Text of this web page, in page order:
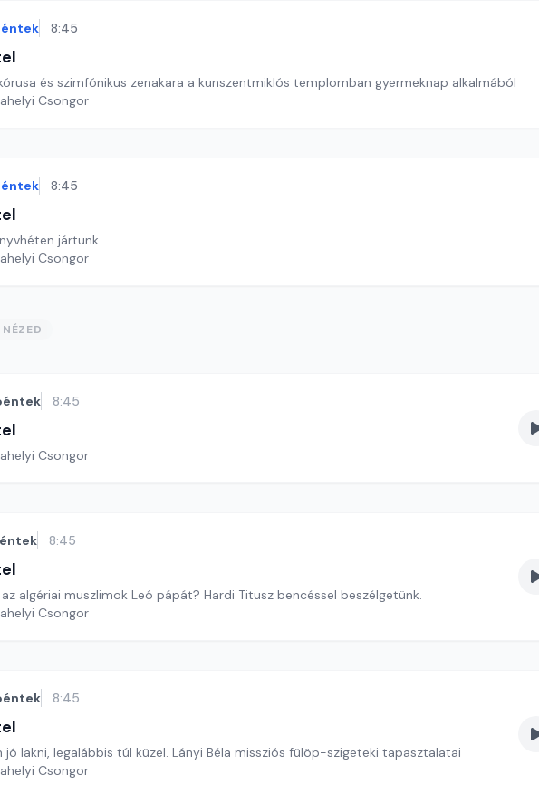
8:45
és szimfónikus zenakara a kunszentmiklós templomban gyermeknap alkalmából
Csongor
8:45
jártunk.
Csongor
8:45
Csongor
8:45
algériai muszlimok Leó pápát? Hardi Titusz bencéssel beszélgetünk.
Csongor
8:45
lakni, legalábbis túl küzel. Lányi Béla missziós fülöp-szigeteki tapasztalatai
Csongor